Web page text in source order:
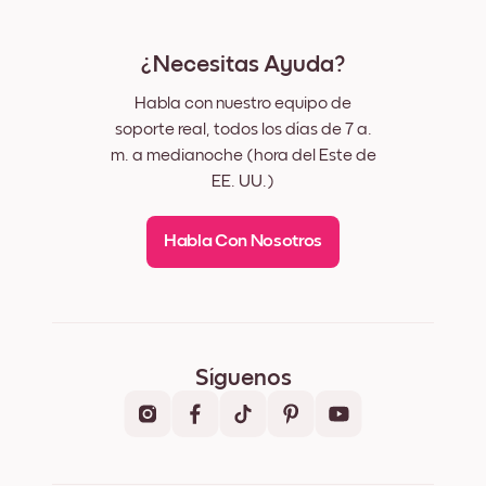
¿Necesitas Ayuda?
Habla con nuestro equipo de
soporte real, todos los días de 7 a.
m. a medianoche (hora del Este de
EE. UU.)
Habla Con Nosotros
Síguenos